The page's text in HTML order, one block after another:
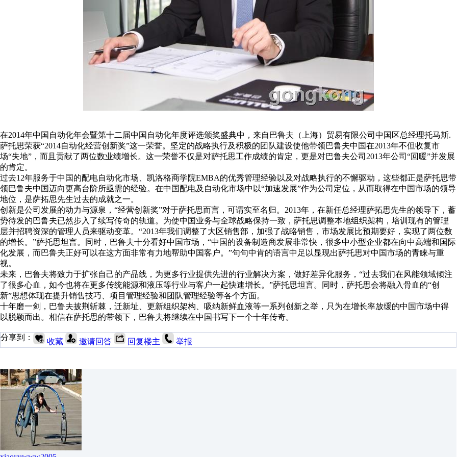
在2014年中国自动化年会暨第十二届中国自动化年度评选颁奖盛典中，来自巴鲁夫（上海）贸易有限公司中国区总经理托马斯.
萨托思荣获“2014自动化经营创新奖”这一荣誉。坚定的战略执行及积极的团队建设使他带领巴鲁夫中国在2013年不但收复市
场“失地”，而且贡献了两位数业绩增长。这一荣誉不仅是对萨托思工作成绩的肯定，更是对巴鲁夫公司2013年公司“回暖”并发展
的肯定。
过去12年服务于中国的配电自动化市场、凯洛格商学院EMBA的优秀管理经验以及对战略执行的不懈驱动，这些都正是萨托思带
领巴鲁夫中国迈向更高台阶所亟需的经验。在中国配电及自动化市场中以“加速发展”作为公司定位，从而取得在中国市场的领导
地位，是萨拓思先生过去的成就之一。
创新是公司发展的动力与源泉，“经营创新奖”对于萨托思而言，可谓实至名归。2013年，在新任总经理萨拓思先生的领导下，蓄
势待发的巴鲁夫已然步入了续写传奇的轨道。为使中国业务与全球战略保持一致，萨托思调整本地组织架构，培训现有的管理
层并招聘资深的管理人员来驱动变革。“2013年我们调整了大区销售部，加强了战略销售，市场发展比预期要好，实现了两位数
的增长。”萨托思坦言。同时，巴鲁夫十分看好中国市场，“中国的设备制造商发展非常快，很多中小型企业都在向中高端和国际
化发展，而巴鲁夫正好可以在这方面非常有力地帮助中国客户。”句句中肯的语言中足以显现出萨托思对中国市场的青睐与重
视。
未来，巴鲁夫将致力于扩张自己的产品线，为更多行业提供先进的行业解决方案，做好差异化服务，“过去我们在风能领域倾注
了很多心血，如今也将在更多传统能源和液压等行业与客户一起快速增长。”萨托思坦言。同时，萨托思会将融入骨血的“创
新”思想体现在提升销售技巧、项目管理经验和团队管理经验等各个方面。
十年磨一剑，巴鲁夫披荆斩棘，迁新址、更新组织架构、吸纳新鲜血液等一系列创新之举，只为在增长率放缓的中国市场中得
以脱颖而出。相信在萨托思的带领下，巴鲁夫将继续在中国书写下一个十年传奇。
分享到： 收藏 邀请回答 回复楼主 举报